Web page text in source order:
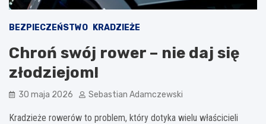
BEZPIECZEŃSTWO KRADZIEŻE
Chroń swój rower – nie daj się
złodziejom!
30 maja 2026 Sebastian Adamczewski
Kradzieże rowerów to problem, który dotyka wielu właścicieli